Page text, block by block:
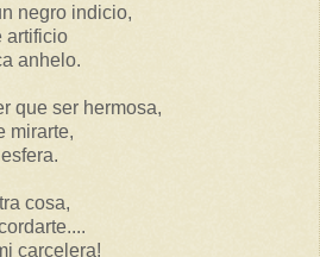
negro indicio,
artificio
anhelo.
que ser hermosa,
mirarte,
cosa,
carcelera!